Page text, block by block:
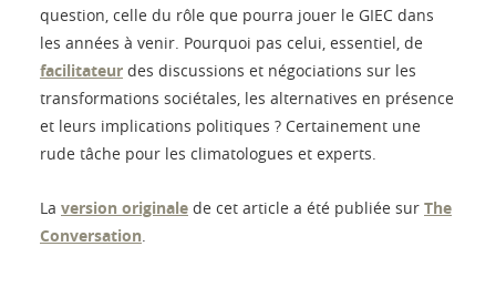
question, celle du rôle que pourra jouer le GIEC dans
les années à venir. Pourquoi pas celui, essentiel, de
facilitateur des discussions et négociations sur les
transformations sociétales, les alternatives en présence
et leurs implications politiques ? Certainement une
rude tâche pour les climatologues et experts.
La version originale de cet article a été publiée sur The
Conversation.